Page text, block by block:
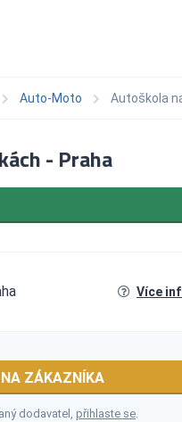
Auto-Moto Autoškola
- Praha
Více
ZÁKAZNÍKA
dodavatel, přihlaste se.